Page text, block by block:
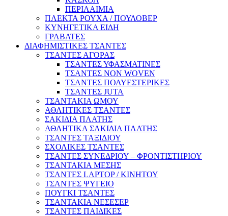
ΠΕΡΙΛΑΙΜΙΑ
ΠΛΕΚΤΑ ΡΟΥΧΑ / ΠΟΥΛΟΒΕΡ
ΚΥΝΗΓΕΤΙΚΑ ΕΙΔΗ
ΓΡΑΒΑΤΕΣ
ΔΙΑΦΗΜΙΣΤΙΚΕΣ ΤΣΑΝΤΕΣ
ΤΣΑΝΤΕΣ ΑΓΟΡΑΣ
ΤΣΑΝΤΕΣ ΥΦΑΣΜΑΤΙΝΕΣ
ΤΣΑΝΤΕΣ NON WOVEN
ΤΣΑΝΤΕΣ ΠΟΛΥΕΣΤΕΡΙΚΕΣ
ΤΣΑΝΤΕΣ JUTA
ΤΣΑΝΤΑΚΙΑ ΩΜΟΥ
ΑΘΛΗΤΙΚΕΣ ΤΣΑΝΤΕΣ
ΣΑΚΙΔΙΑ ΠΛΑΤΗΣ
ΑΘΛΗΤΙΚΑ ΣΑΚΙΔΙΑ ΠΛΑΤΗΣ
ΤΣΑΝΤΕΣ ΤΑΞΙΔΙΟΥ
ΣΧΟΛΙΚΕΣ ΤΣΑΝΤΕΣ
ΤΣΑΝΤΕΣ ΣΥΝΕΔΡΙΟΥ – ΦΡΟΝΤΙΣΤΗΡΙΟΥ
ΤΣΑΝΤΑΚΙΑ ΜΕΣΗΣ
ΤΣΑΝΤΕΣ LAPTOP / ΚΙΝΗΤΟΥ
ΤΣΑΝΤΕΣ ΨΥΓΕΙΟ
ΠΟΥΓΚΙ ΤΣΑΝΤΕΣ
ΤΣΑΝΤΑΚΙΑ ΝΕΣΕΣΕΡ
ΤΣΑΝΤΕΣ ΠΑΙΔΙΚΕΣ